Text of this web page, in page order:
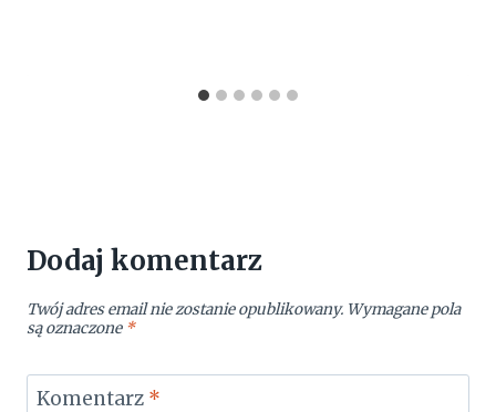
Dodaj komentarz
Twój adres email nie zostanie opublikowany. Wymagane pola
są oznaczone *
Komentarz *